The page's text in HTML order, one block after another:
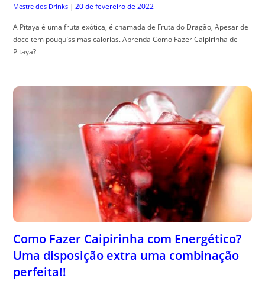
Mestre dos Drinks | 20 de fevereiro de 2022
A Pitaya é uma fruta exótica, é chamada de Fruta do Dragão, Apesar de
doce tem pouquíssimas calorias. Aprenda Como Fazer Caipirinha de
Pitaya?
Como Fazer Caipirinha com Energético?
Uma disposição extra uma combinação
perfeita!!